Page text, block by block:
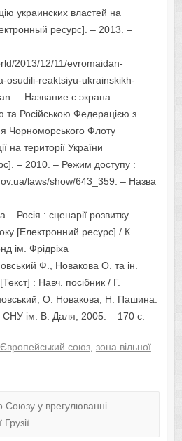
украинских властей на
ресурс]. – 2013. –
2013/12/11/evromaidan-
osudili-reaktsiyu-ukrainskikh-
– Название с экрана.
та Російською Федерацією з
Чорноморського Флоту
на території України
– 2010. – Режим доступу :
laws/show/643_359. – Назва
– Росія : сценарії розвитку
[Електронний ресурс] / К.
ім. Фрідріха
Ф., Новакова О. та ін.
: Навч. посібник / Г.
О. Новакова, Н. Пашина.
СНУ ім. В. Даля, 2005. – 170 с.
Європейський союз, зона вільної
Союзу у врегулюванні